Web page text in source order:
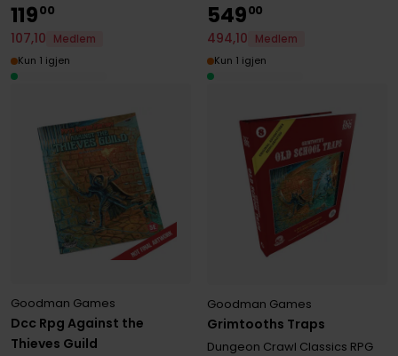
Dcc Rpg Against the
Thieves Guild
Goodman Games
11900
107,10
Medlem
Kun 1 igjen
Grimtooths Traps
Goodman Games
Dungeon Crawl Classics RPG
54900
494,10
Medlem
Kun 1 igjen